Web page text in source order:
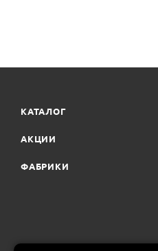
КАТАЛОГ
АКЦИИ
ФАБРИКИ